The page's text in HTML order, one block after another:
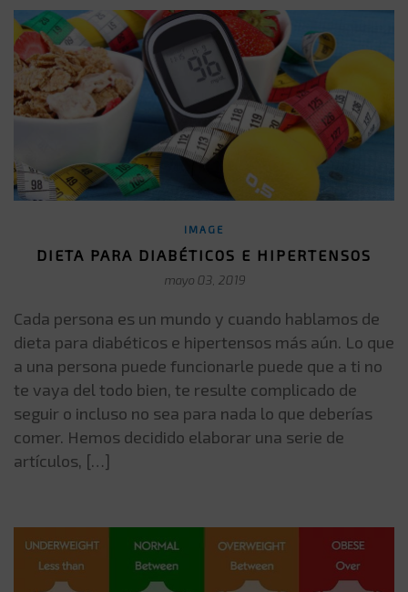
IMAGE
DIETA PARA DIABÉTICOS E HIPERTENSOS
mayo 03, 2019
Cada persona es un mundo y cuando hablamos de
dieta para diabéticos e hipertensos más aún. Lo que
a una persona puede funcionarle puede que a ti no
te vaya del todo bien, te resulte complicado de
seguir o incluso no sea para nada lo que deberías
comer. Hemos decidido elaborar una serie de
artículos, […]